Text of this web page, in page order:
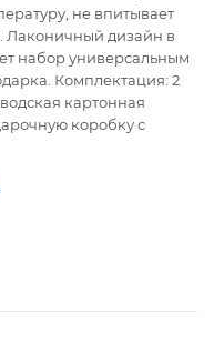
не впитывает
Лаконичный дизайн в
набор универсальным
Комплектация: 2
картонная
коробку с